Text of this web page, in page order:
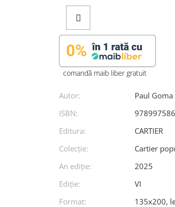
comandã maib liber gratuit
Autor:
Paul Goma
ISBN:
Editura:
CARTIER
Colecție:
Cartier
An ediţie:
2025
Ediţie:
VI
Format:
135x200,